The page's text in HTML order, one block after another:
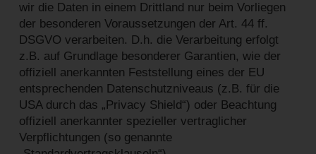
wir die Daten in einem Drittland nur beim Vorliegen
der besonderen Voraussetzungen der Art. 44 ff.
DSGVO verarbeiten. D.h. die Verarbeitung erfolgt
z.B. auf Grundlage besonderer Garantien, wie der
offiziell anerkannten Feststellung eines der EU
entsprechenden Datenschutzniveaus (z.B. für die
USA durch das „Privacy Shield“) oder Beachtung
offiziell anerkannter spezieller vertraglicher
Verpflichtungen (so genannte